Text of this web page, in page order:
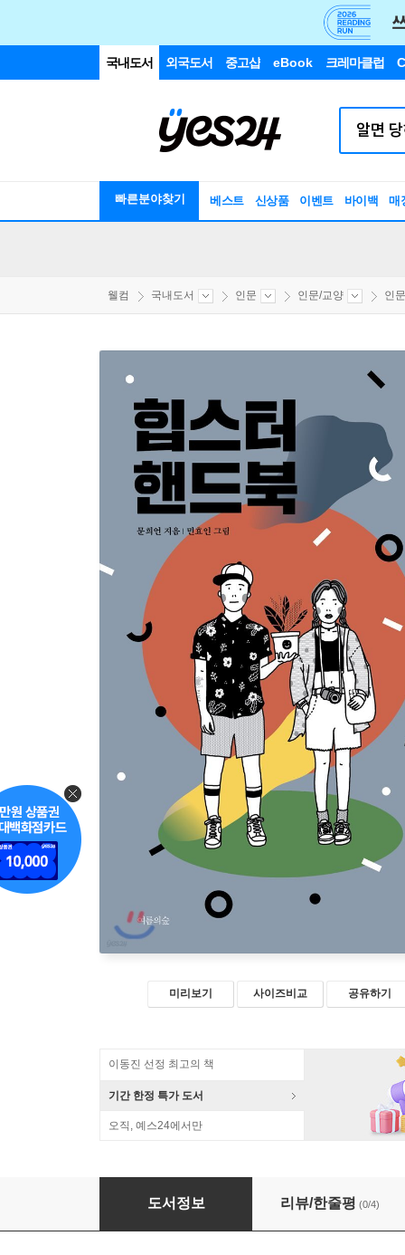
국내도서 외국도서 중고샵 eBook 크레마클럽
빠른분야찾기 베스트 신상품 이벤트 바이백 매
웰컴 국내도서 인문 인문/교양 인
미리보기 사이즈비교 공유하기
이동진 선정 최고의 책
기간 한정 특가 도서
오직, 예스24에서만
후 이즈 힙스터? 힙스터 핸드북
도서정보 리뷰/한줄평 (0/4)